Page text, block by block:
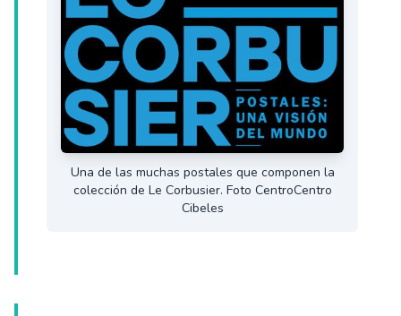
Una de las muchas postales que componen la
colección de Le Corbusier. Foto CentroCentro
Cibeles